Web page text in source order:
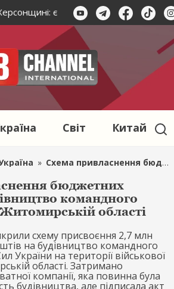
є загиблі та поранені
Світ Китай
» Схема привласнення бюджетних коштів за будівництво командного пункту ВСУ в Житомирській області
бюджетних
командного
області
схему присвоєння 2,7 млн
на будівництво командного
України на території військової
області. Затримано
компанії, яка повинна була
будівництва, але підписала акт